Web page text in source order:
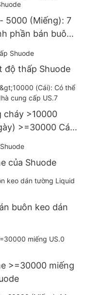
5000 (Miếng): 7
phần bán buôn
độ thấp Shuode
cháy >10000
>=30000 Cái
của Shuode
buôn keo dán
>=30000 miếng